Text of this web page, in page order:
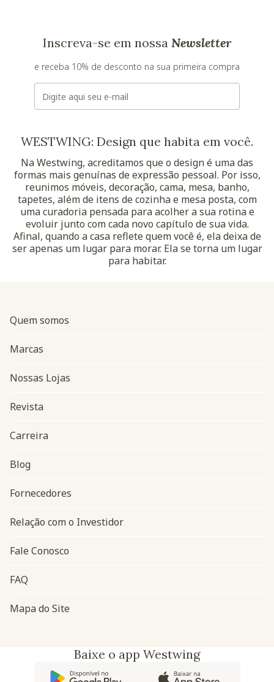
Inscreva-se em nossa Newsletter
e receba 10% de desconto na sua primeira compra
E-mail
WESTWING: Design que habita em você.
Na Westwing, acreditamos que o design é uma das
formas mais genuínas de expressão pessoal. Por isso,
reunimos móveis, decoração, cama, mesa, banho,
tapetes, além de itens de cozinha e mesa posta, com
uma curadoria pensada para acolher a sua rotina e
evoluir junto com cada novo capítulo de sua vida.
Afinal, quando a casa reflete quem você é, ela deixa de
ser apenas um lugar para morar. Ela se torna um lugar
para habitar.
Navegação do rodapé
Quem somos
Marcas
Nossas Lojas
Revista
Carreira
Blog
Fornecedores
Relação com o Investidor
Fale Conosco
FAQ
Mapa do Site
Baixe o app Westwing